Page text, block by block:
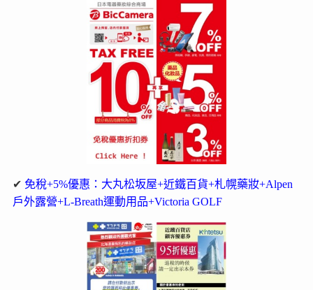
✔ 免稅+5%優惠：大丸松坂屋+近鐵百貨+札幌藥妝+Alpen
戶外露營+L-Breath運動用品+Victoria GOLF